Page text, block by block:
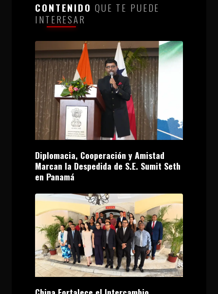
CONTENIDO QUE TE PUEDE
INTERESAR
Diplomacia, Cooperación y Amistad
Marcan la Despedida de S.E. Sumit Seth
en Panamá